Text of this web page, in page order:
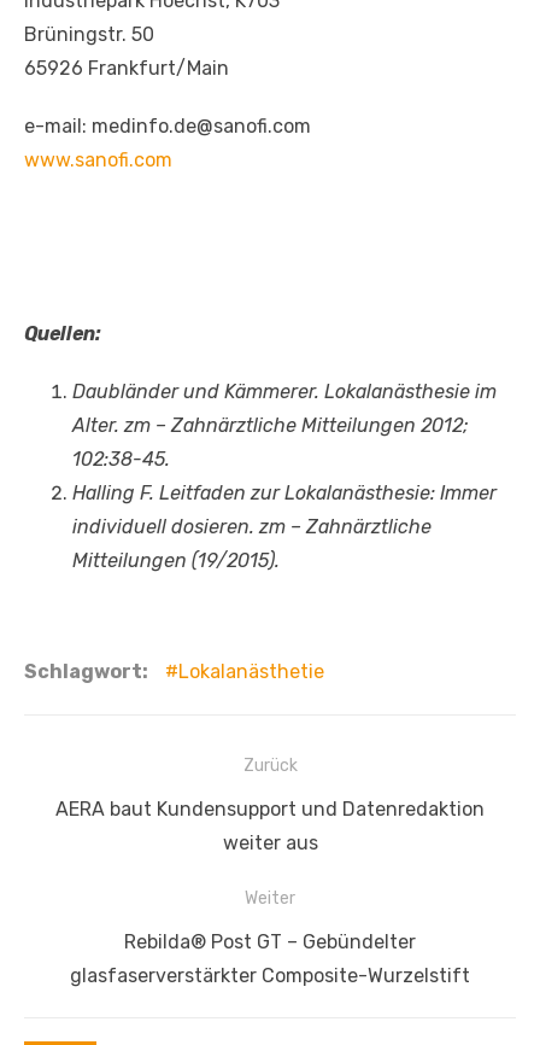
Brüningstr. 50
65926 Frankfurt/Main
e-mail: medinfo.de@sanofi.com
www.sanofi.com
Quellen:
Daubländer und Kämmerer. Lokalanästhesie im
Alter. zm – Zahnärztliche Mitteilungen 2012;
102:38-45.
Halling F. Leitfaden zur Lokalanästhesie: Immer
individuell dosieren. zm – Zahnärztliche
Mitteilungen (19/2015).
Schlagwort: Lokalanästhetie
Beitragsnavigation
Zurück
Vorheriger
AERA baut Kundensupport und Datenredaktion
weiter aus
Weiter
Rebilda® Post GT – Gebündelter
glasfaserverstärkter Composite-Wurzelstift